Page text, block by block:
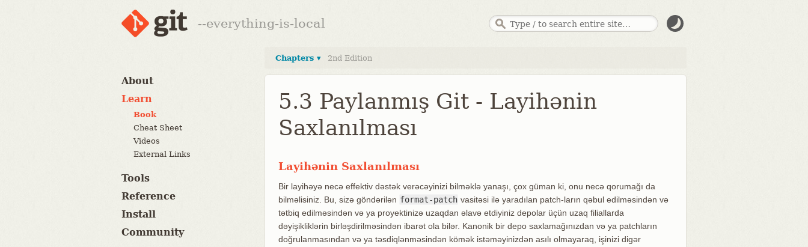
--everything-is-local
About
Learn
Book
Cheat Sheet
Videos
External Links
Tools
Reference
Install
Community
Chapters ▾ 2nd Edition
5.3 Paylanmış Git - Layihənin
Saxlanılması
Layihənin Saxlanılması
Bir layihəyə necə effektiv dəstək verəcəyinizi bilməklə yanaşı, çox güman ki, onu necə qorumağı da
bilməlisiniz. Bu, sizə göndərilən format-patch vasitəsi ilə yaradılan patch-ların qəbul edilməsindən və
tətbiq edilməsindən və ya proyektinizə uzaqdan əlavə etdiyiniz depolar üçün uzaq filiallarda
dəyişikliklərin birləşdirilməsindən ibarət ola bilər. Kanonik bir depo saxlamağınızdan və ya patchların
doğrulanmasından və ya təsdiqlənməsindən kömək istəməyinizdən asılı olmayaraq, işinizi digər